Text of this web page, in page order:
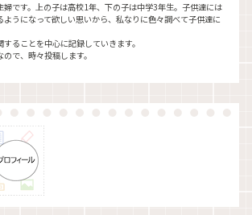
婦です。上の子は高校1年、下の子は中学3年生。子供達には
うになって欲しい思いから、私なりに色々調べて子供達に
ることを中心に記録していきます。
で、時々投稿します。